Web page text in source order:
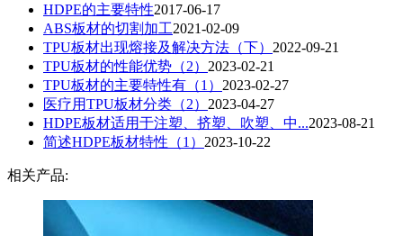
HDPE的主要特性2017-06-17
ABS板材的切割加工2021-02-09
TPU板材出现熔接及解决方法（下） 2022-09-21
​TPU板材的性能优势（2） 2023-02-21
​TPU板材的主要特性有（1） 2023-02-27
​医疗用TPU板材分类（2） 2023-04-27
​HDPE板材适用于注塑、挤塑、吹塑、中...2023-08-21
​简述HDPE板材特性（1） 2023-10-22
相关产品: